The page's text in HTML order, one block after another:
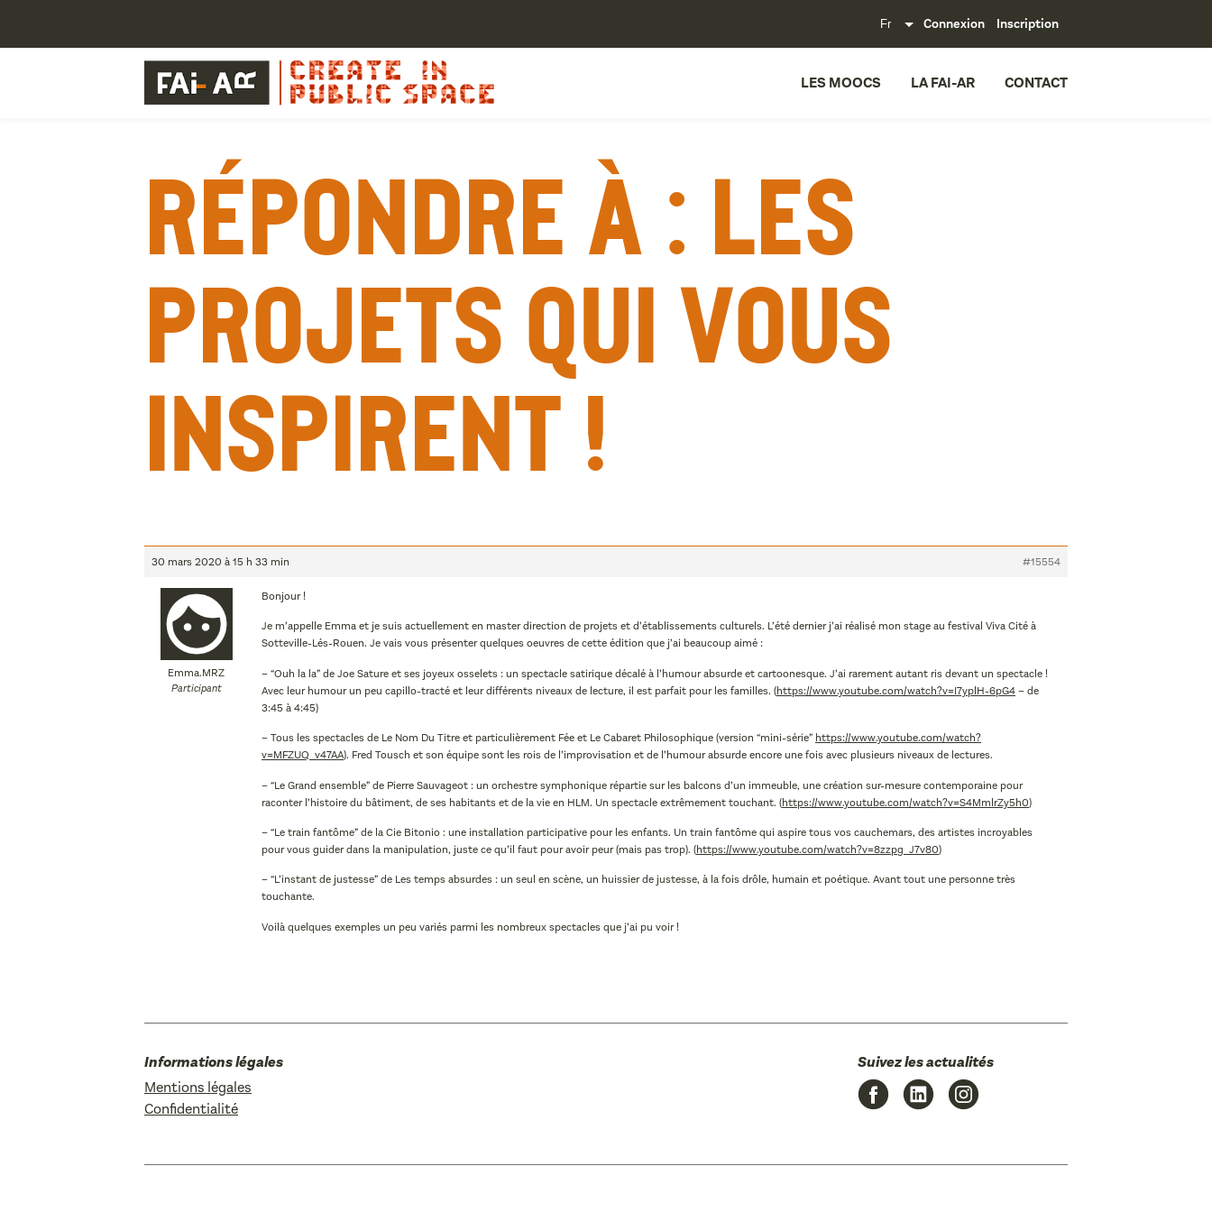
Connexion Inscription
LES MOOCS LA FAI-AR CONTACT
Répondre à : Les
projets qui vous
inspirent !
30 mars 2020 à 15 h 33 min #15554
Emma.MRZ
Participant
Bonjour !
Je m’appelle Emma et je suis actuellement en master direction de projets et d’établissements culturels. L’été dernier j’ai réalisé mon stage au festival Viva Cité à
Sotteville-Lés-Rouen. Je vais vous présenter quelques oeuvres de cette édition que j’ai beaucoup aimé :
– “Ouh la la” de Joe Sature et ses joyeux osselets : un spectacle satirique décalé à l’humour absurde et cartoonesque. J’ai rarement autant ris devant un spectacle !
Avec leur humour un peu capillo-tracté et leur différents niveaux de lecture, il est parfait pour les familles. (https://www.youtube.com/watch?v=I7yplH-6pG4– de
3:45 à 4:45)
– Tous les spectacles de Le Nom Du Titre et particulièrement Fée et Le Cabaret Philosophique (version “mini-série” https://www.youtube.com/watch?
v=MFZUQ_v47AA). Fred Tousch et son équipe sont les rois de l’improvisation et de l’humour absurde encore une fois avec plusieurs niveaux de lectures.
– “Le Grand ensemble” de Pierre Sauvageot : un orchestre symphonique répartie sur les balcons d’un immeuble, une création sur-mesure contemporaine pour
raconter l’histoire du bâtiment, de ses habitants et de la vie en HLM. Un spectacle extrêmement touchant. (https://www.youtube.com/watch?v=S4MmlrZy5h0)
– “Le train fantôme” de la Cie Bitonio : une installation participative pour les enfants. Un train fantôme qui aspire tous vos cauchemars, des artistes incroyables
pour vous guider dans la manipulation, juste ce qu’il faut pour avoir peur (mais pas trop). (https://www.youtube.com/watch?v=8zzpg_J7v80)
– “L’instant de justesse” de Les temps absurdes : un seul en scène, un huissier de justesse, à la fois drôle, humain et poétique. Avant tout une personne très
touchante.
Voilà quelques exemples un peu variés parmi les nombreux spectacles que j’ai pu voir !
Informations légales
Mentions légales
Confidentialité
Suivez les actualités